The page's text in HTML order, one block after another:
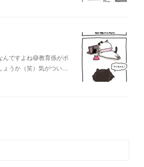
んですよね😅教育係がボ
うか（笑）気がつい…